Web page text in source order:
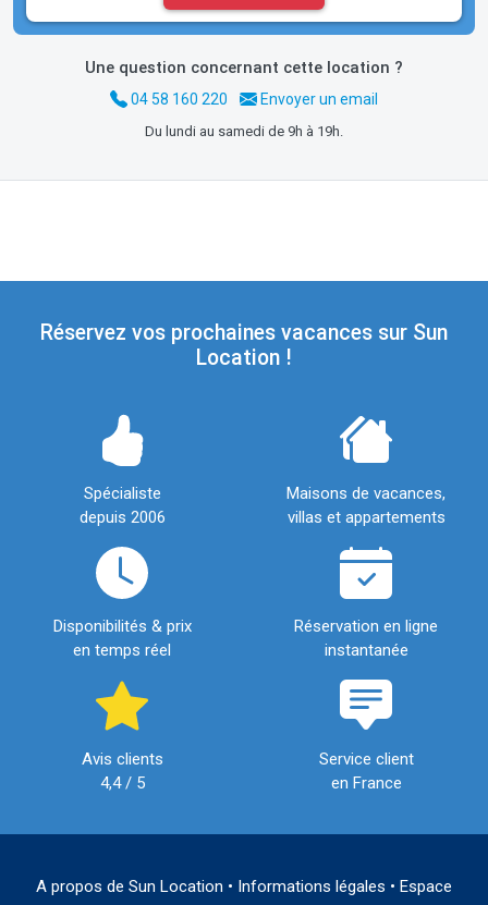
Une question concernant cette location ?
04 58 160 220 Envoyer un email
Du lundi au samedi de 9h à 19h.
Réservez vos prochaines vacances sur Sun
Location !
Spécialiste
depuis 2006
Maisons de vacances,
villas et appartements
Disponibilités & prix
en temps réel
Réservation en ligne
instantanée
Avis clients
4,4 / 5
Service client
en France
A propos de Sun Location • Informations légales • Espace